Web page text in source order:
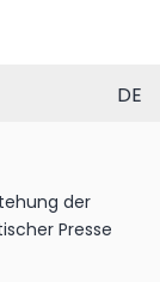
DE
der
Presse